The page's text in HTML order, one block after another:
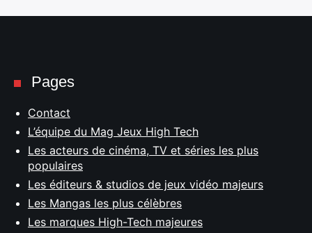
Pages
Contact
L’équipe du Mag Jeux High Tech
Les acteurs de cinéma, TV et séries les plus
populaires
Les éditeurs & studios de jeux vidéo majeurs
Les Mangas les plus célèbres
Les marques High-Tech majeures